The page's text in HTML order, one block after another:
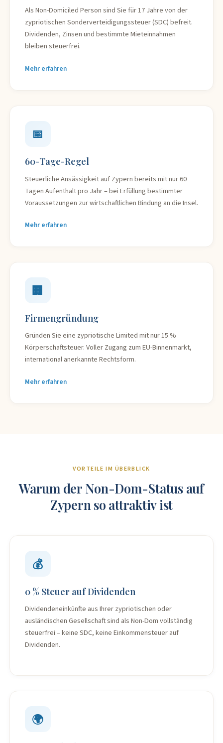
Als Non-Domiciled Person sind Sie für 17 Jahre von der
zypriotischen Sonderverteidigungssteuer (SDC) befreit.
Dividenden, Zinsen und bestimmte Mieteinnahmen
bleiben steuerfrei.
Mehr erfahren
📅
60-Tage-Regel
Steuerliche Ansässigkeit auf Zypern bereits mit nur 60
Tagen Aufenthalt pro Jahr – bei Erfüllung bestimmter
Voraussetzungen zur wirtschaftlichen Bindung an die Insel.
Mehr erfahren
🏢
Firmengründung
Gründen Sie eine zypriotische Limited mit nur 15 %
Körperschaftsteuer. Voller Zugang zum EU-Binnenmarkt,
international anerkannte Rechtsform.
Mehr erfahren
VORTEILE IM ÜBERBLICK
Warum der Non-Dom-Status auf
Zypern so attraktiv ist
💰
0 % Steuer auf Dividenden
Dividendeneinkünfte aus Ihrer zypriotischen oder
ausländischen Gesellschaft sind als Non-Dom vollständig
steuerfrei – keine SDC, keine Einkommensteuer auf
Dividenden.
🌍